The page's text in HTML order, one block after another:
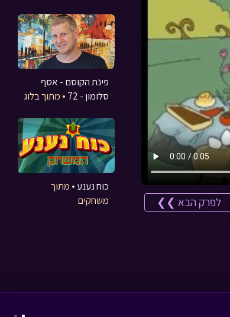
לפרק הבא ❯❯
פינת הקוסם - אסף
סלומון - 72
• מתוך בלוג
כוח נענע • מתוך
משחקים
מסע כומתה - הגלבוע•